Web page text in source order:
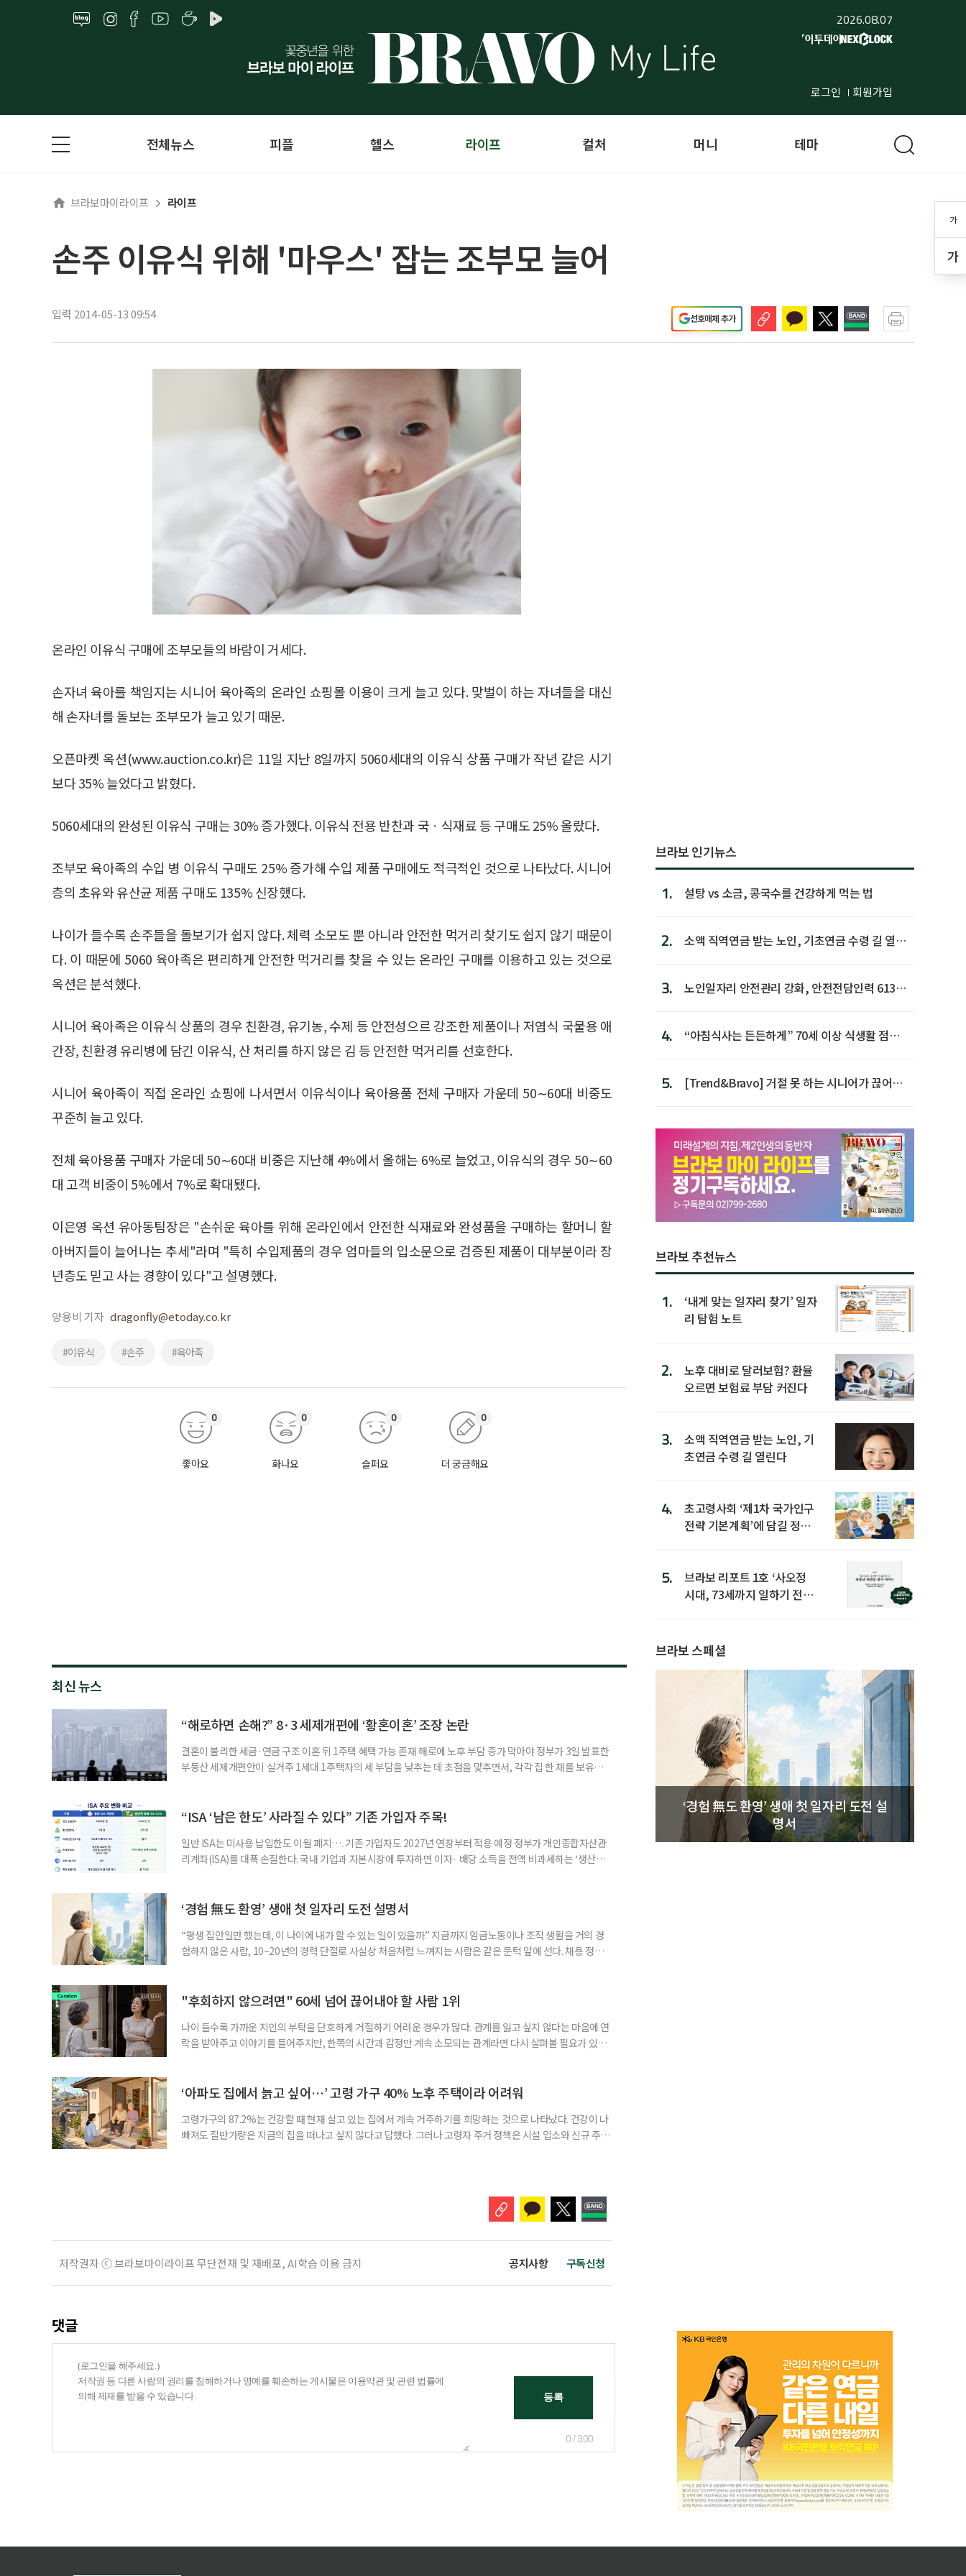
2026.08.07
로그인 회원가입
가
가
전체뉴스 피플 헬스 라이프 컬처 머니 테마
브라보마이라이프 라이프
손주 이유식 위해 '마우스' 잡는 조부모 늘어
입력 2014-05-13 09:54 선호매체 추가
온라인 이유식 구매에 조부모들의 바람이 거세다.
손자녀 육아를 책임지는 시니어 육아족의 온라인 쇼핑몰 이용이 크게 늘고 있다. 맞벌이 하는 자녀들을 대신
해 손자녀를 돌보는 조부모가 늘고 있기 때문.
오픈마켓 옥션(www.auction.co.kr)은 11일 지난 8일까지 5060세대의 이유식 상품 구매가 작년 같은 시기
보다 35% 늘었다고 밝혔다.
5060세대의 완성된 이유식 구매는 30% 증가했다. 이유식 전용 반찬과 국ㆍ식재료 등 구매도 25% 올랐다.
조부모 육아족의 수입 병 이유식 구매도 25% 증가해 수입 제품 구매에도 적극적인 것으로 나타났다. 시니어
층의 초유와 유산균 제품 구매도 135% 신장했다.
나이가 들수록 손주들을 돌보기가 쉽지 않다. 체력 소모도 뿐 아니라 안전한 먹거리 찾기도 쉽지 않기 때문이
다. 이 때문에 5060 육아족은 편리하게 안전한 먹거리를 찾을 수 있는 온라인 구매를 이용하고 있는 것으로
옥션은 분석했다.
시니어 육아족은 이유식 상품의 경우 친환경, 유기농, 수제 등 안전성으르 강조한 제품이나 저염식 국물용 애
간장, 친환경 유리병에 담긴 이유식, 산 처리를 하지 않은 김 등 안전한 먹거리를 선호한다.
시니어 육아족이 직접 온라인 쇼핑에 나서면서 이유식이나 육아용품 전체 구매자 가운데 50∼60대 비중도
꾸준히 늘고 있다.
전체 육아용품 구매자 가운데 50∼60대 비중은 지난해 4%에서 올해는 6%로 늘었고, 이유식의 경우 50∼60
대 고객 비중이 5%에서 7%로 확대됐다.
이은영 옥션 유아동팀장은 "손쉬운 육아를 위해 온라인에서 안전한 식재료와 완성품을 구매하는 할머니 할
아버지들이 늘어나는 추세"라며 "특히 수입제품의 경우 엄마들의 입소문으로 검증된 제품이 대부분이라 장
년층도 믿고 사는 경향이 있다"고 설명했다.
양용비 기자 dragonfly@etoday.co.kr
#이유식 #손주 #육아족
좋아요
0
화나요
0
슬퍼요
0
더 궁금해요
0
최신 뉴스
“해로하면 손해?” 8·3 세제개편에 ‘황혼이혼’ 조장 논란
결혼이 불리한 세금·연금 구조 이혼 뒤 1주택 혜택 가능 존재 해로에 노후 부담 증가 막아야 정부가 3일 발표한
부동산 세제개편안이 실거주 1세대 1주택자의 세 부담을 낮추는 데 초점을 맞추면서, 각각 집 한 채를 보유한
부가 각자 집 한 채씩을 보유하면 한 세대가 두 채를 가진 것으로 보지만, 실제 이혼해 주거와 생계를 분
“ISA ‘남은 한도’ 사라질 수 있다” 기존 가입자 주목!
일반 ISA는 미사용 납입한도 이월 폐지…. 기존 가입자도 2027년 연장부터 적용 예정 정부가 개인종합자산관
리계좌(ISA)를 대폭 손질한다. 국내 기업과 자본시장에 투자하면 이자· 배당 소득을 전액 비과세하는 ‘생산적
기 때문이다. 지난 3일 발표된 세제개편안이 국회 통과 후 그대로 시행된다면 법 시행 전 본
‘경험 無도 환영’ 생애 첫 일자리 도전 설명서
“평생 집안일만 했는데, 이 나이에 내가 할 수 있는 일이 있을까.” 지금까지 임금노동이나 조직 생활을 거의 경
험하지 않은 사람, 10~20년의 경력 단절로 사실상 처음처럼 느껴지는 사람은 같은 문턱 앞에 선다. 채용 정보를
경험이 풍부한 고령자는 중요한 국가 자원이다. 박경하 한국노인인력개발원 선임연구위
"후회하지 않으려면" 60세 넘어 끊어내야 할 사람 1위
나이 들수록 가까운 지인의 부탁을 단호하게 거절하기 어려운 경우가 많다. 관계를 잃고 싶지 않다는 마음에 연
락을 받아주고 이야기를 들어주지만, 한쪽의 시간과 감정만 계속 소모되는 관계라면 다시 살펴볼 필요가 있다.
게 여기며, 거절하는 순간 태도를 바꾸는 행동도 건강한 관계와는 거리가 멀다. 믿고 털어놓은 개인사나 약점을
‘아파도 집에서 늙고 싶어…’ 고령 가구 40% 노후 주택이라 어려워
고령가구의 87.2%는 건강할 때 현재 살고 있는 집에서 계속 거주하기를 희망하는 것으로 나타났다. 건강이 나
빠져도 절반가량은 지금의 집을 떠나고 싶지 않다고 답했다. 그러나 고령자 주거 정책은 시설 입소와 신규 주택
저작권자 ⓒ 브라보마이라이프 무단전재 및 재배포, AI학습 이용 금지 공지사항 구독신청
댓글
0 / 300
브라보 인기뉴스
1. 설탕 vs 소금, 콩국수를 건강하게 먹는 법
2.
소액 직역연금 받는 노인, 기초연금 수령 길 열린
3.
노인일자리 안전관리 강화, 안전전담인력 613명
4.
“아침식사는 든든하게” 70세 이상 식생활 점수
5.
[Trend&Bravo] 거절 못 하는 시니어가 끊어야
브라보 추천뉴스
1.
‘내게 맞는 일자리 찾기’ 일자
리 탐험 노트
2.
노후 대비로 달러보험? 환율
오르면 보험료 부담 커진다
3.
소액 직역연금 받는 노인, 기
초연금 수령 길 열린다
4.
초고령사회 ‘제1차 국가인구
전략 기본계획’에 담길 정책
5.
브라보 리포트 1호 ‘사오정
시대, 73세까지 일하기 전략’
브라보 스페셜
‘경험 無도 환영’ 생애 첫 일자리 도전 설
명서